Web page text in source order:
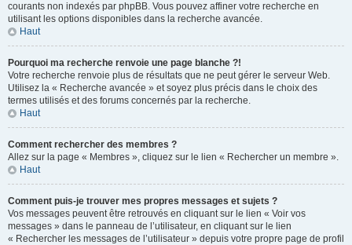
courants non indexés par phpBB. Vous pouvez affiner votre recherche en
utilisant les options disponibles dans la recherche avancée.
Haut
Pourquoi ma recherche renvoie une page blanche ?!
Votre recherche renvoie plus de résultats que ne peut gérer le serveur Web.
Utilisez la « Recherche avancée » et soyez plus précis dans le choix des
termes utilisés et des forums concernés par la recherche.
Haut
Comment rechercher des membres ?
Allez sur la page « Membres », cliquez sur le lien « Rechercher un membre ».
Haut
Comment puis-je trouver mes propres messages et sujets ?
Vos messages peuvent être retrouvés en cliquant sur le lien « Voir vos
messages » dans le panneau de l’utilisateur, en cliquant sur le lien
« Rechercher les messages de l’utilisateur » depuis votre propre page de profil